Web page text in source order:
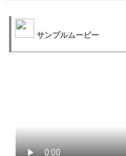
サンプルムービー